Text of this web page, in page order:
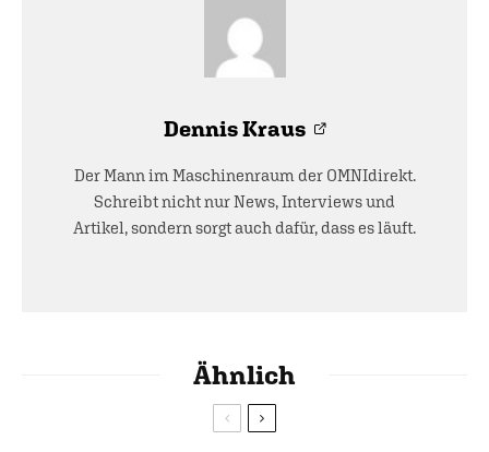
Dennis Kraus
Der Mann im Maschinenraum der OMNIdirekt.
Schreibt nicht nur News, Interviews und
Artikel, sondern sorgt auch dafür, dass es läuft.
Ähnlich